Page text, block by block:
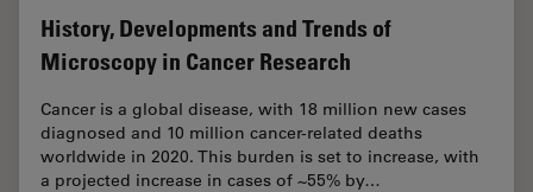
History, Developments and Trends of
Microscopy in Cancer Research
Cancer is a global disease, with 18 million new cases
diagnosed and 10 million cancer-related deaths
worldwide in 2020. This burden is set to increase, with
a projected increase in cases of ~55% by…